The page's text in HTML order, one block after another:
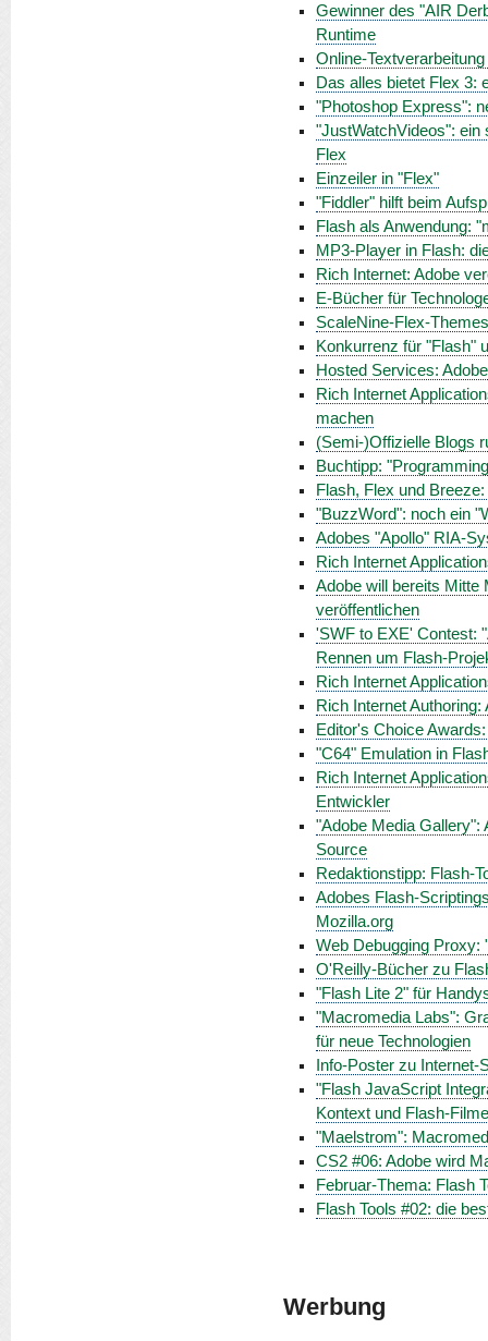
Gewinner des "AIR
Runtime
Online-
Das alles bietet Flex 3:
"Photoshop Express":
"JustWatchVideos": ein
Flex
Einzeiler in "Flex"
"Fiddler" hilft beim
Flash als Anwendung:
MP3-Player in Flash:
Rich Internet: Adobe
E-Bücher für
ScaleNine-Flex-
Konkurrenz für "Flash"
Hosted Services:
Rich Internet
machen
(Semi-)Offizielle Blogs
Buchtipp:
Flash, Flex und
"BuzzWord": noch ein
Adobes "Apollo" RIA-
Rich Internet
Adobe will bereits Mitte
veröffentlichen
'SWF to EXE' Contest:
Rennen um Flash-
Rich Internet
Rich Internet
Editor's Choice
"C64" Emulation in
Rich Internet
Entwickler
"Adobe Media Gallery":
Source
Redaktionstipp: Flash-
Adobes Flash-
Mozilla.org
Web Debugging Proxy:
O'Reilly-Bücher zu
"Flash Lite 2" für
"Macromedia Labs":
für neue Technologien
Info-Poster zu Internet-
"Flash JavaScript
Kontext und Flash-
"Maelstrom":
CS2 #06: Adobe wird
Februar-Thema: Flash
Flash Tools #02: die
Werbung